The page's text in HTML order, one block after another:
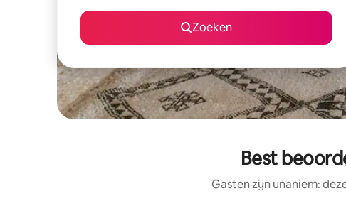
Zoeken
Best
Gasten zijn unaniem: